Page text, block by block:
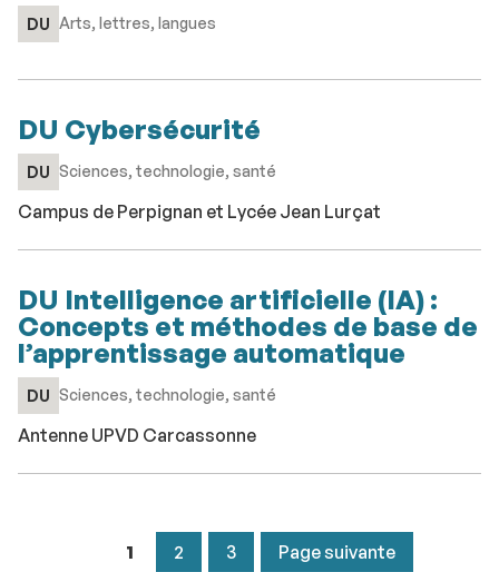
DU Arts, lettres, langues
DU Cybersécurité
DU Sciences, technologie, santé
Campus de Perpignan et Lycée Jean Lurçat
DU Intelligence artificielle (IA) :
Concepts et méthodes de base de
l’apprentissage automatique
DU Sciences, technologie, santé
Antenne UPVD Carcassonne
1 2 3 Page suivante